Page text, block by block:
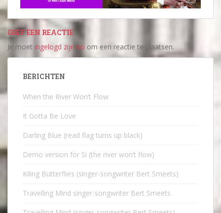
GEEF EEN REACTIE
Je moet ingelogd zijn op om een reactie te plaatsen.
BERICHTEN
When the River Won’t Flow
It Gotta Be Love
Darling Blue (read flag turns up black)
Demo version for Si (the river won’t flow)
Kiling Butterflies (singer-songwriter Bert Smeets)
Travelling Mind singer-songwriter Bert Smeets